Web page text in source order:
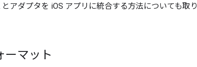
アダプタを iOS アプリに統合する方法についても取り
ーマット